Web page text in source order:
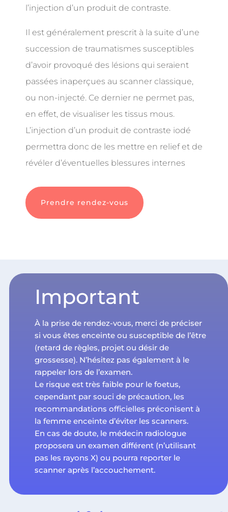
l’injection d’un produit de contraste.
Il est généralement prescrit à la suite d’une
succession de traumatismes susceptibles
d’avoir provoqué des lésions qui seraient
passées inaperçues au scanner classique,
ou non-injecté. Ce dernier ne permet pas,
en effet, de visualiser les tissus mous.
L’injection d’un produit de contraste iodé
permettra donc de les mettre en relief et de
révéler d’éventuelles blessures internes
Prendre rendez-vous
Important
À la prise de rendez-vous, merci de préciser
si vous êtes enceinte ou susceptible de l’être
(retard de règles, projet ou désir de
grossesse). N’hésitez pas également à le
rappeler lors de l’examen.
Le risque est très faible pour le foetus,
cependant par souci de précaution, les
recommandations officielles préconisent à
la femme enceinte d’éviter les scanners.
En cas de doute, le médecin radiologue
proposera un examen différent (n’utilisant
pas les rayons X) ou pourra reporter le
scanner après l’accouchement.